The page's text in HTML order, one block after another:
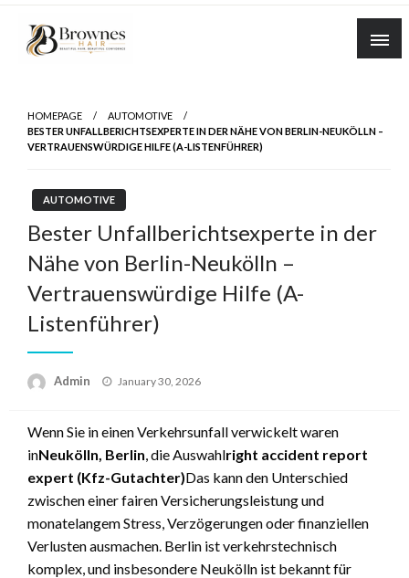
Skip
content
HOMEPAGE
AUTOMOTIVE
BESTER UNFALLBERICHTSEXPERTE IN DER NÄHE VON BERLIN-NEUKÖLLN –
VERTRAUENSWÜRDIGE HILFE (A-LISTENFÜHRER)
AUTOMOTIVE
Bester Unfallberichtsexperte in der
Nähe von Berlin-Neukölln –
Vertrauenswürdige Hilfe (A-
Listenführer)
Admin
Posted
January 30, 2026
Wenn Sie in einen Verkehrsunfall verwickelt waren
inNeukölln, Berlin, die Auswahlright accident report
expert (Kfz-Gutachter)Das kann den Unterschied
zwischen einer fairen Versicherungsleistung und
monatelangem Stress, Verzögerungen oder finanziellen
Verlusten ausmachen. Berlin ist verkehrstechnisch
komplex, und insbesondere Neukölln ist bekannt für